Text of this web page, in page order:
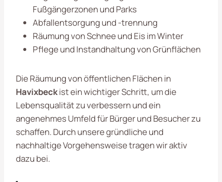
Fußgängerzonen und Parks
Abfallentsorgung und -trennung
Räumung von Schnee und Eis im Winter
Pflege und Instandhaltung von Grünflächen
Die Räumung von öffentlichen Flächen in
Havixbeckist ein wichtiger Schritt, um die
Lebensqualität zu verbessern und ein
angenehmes Umfeld für Bürger und Besucher zu
schaffen. Durch unsere gründliche und
nachhaltige Vorgehensweise tragen wir aktiv
dazu bei.